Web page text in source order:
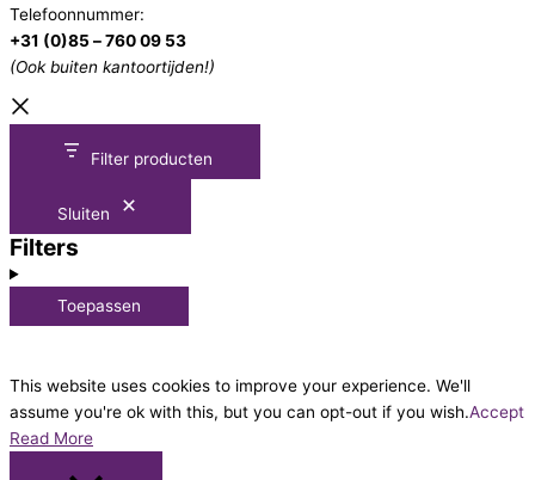
Telefoonnummer:
+31 (0)85 – 760 09 53
(Ook buiten kantoortijden!)
Filter producten
Sluiten
Filters
Toepassen
This website uses cookies to improve your experience. We'll
assume you're ok with this, but you can opt-out if you wish.Accept
Read More